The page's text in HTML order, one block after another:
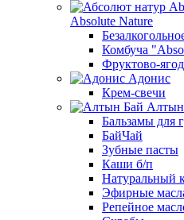
Absolute Nature
Комбуча
Фруктово-
Адонис
Крем-свечи
Бальзамы для
БайЧай
Зубные пасты
Каши б/п
Натуральный
Эфирные
Репейное